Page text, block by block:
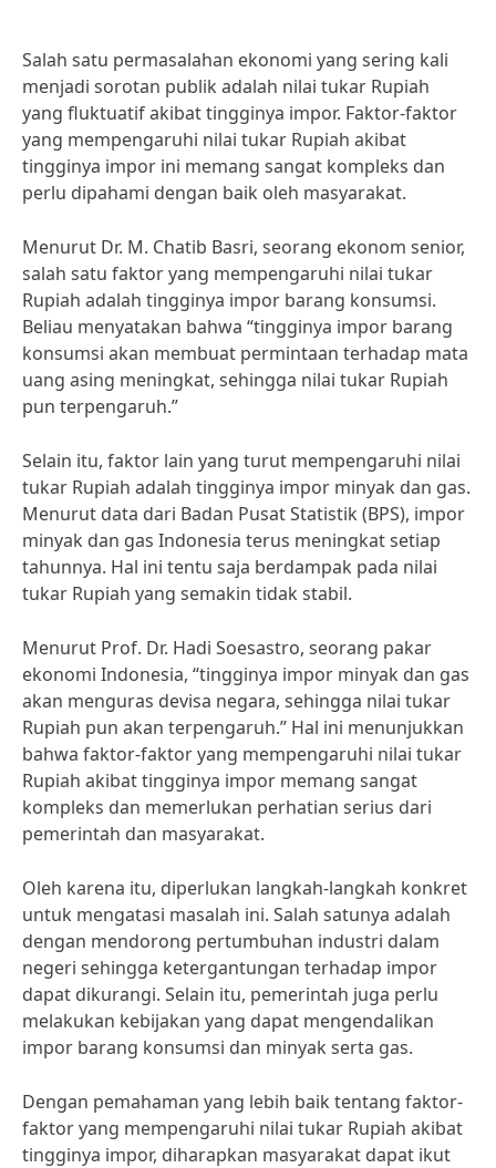
Salah satu permasalahan ekonomi yang sering kali
menjadi sorotan publik adalah nilai tukar Rupiah
yang fluktuatif akibat tingginya impor. Faktor-faktor
yang mempengaruhi nilai tukar Rupiah akibat
tingginya impor ini memang sangat kompleks dan
perlu dipahami dengan baik oleh masyarakat.
Menurut Dr. M. Chatib Basri, seorang ekonom senior,
salah satu faktor yang mempengaruhi nilai tukar
Rupiah adalah tingginya impor barang konsumsi.
Beliau menyatakan bahwa “tingginya impor barang
konsumsi akan membuat permintaan terhadap mata
uang asing meningkat, sehingga nilai tukar Rupiah
pun terpengaruh.”
Selain itu, faktor lain yang turut mempengaruhi nilai
tukar Rupiah adalah tingginya impor minyak dan gas.
Menurut data dari Badan Pusat Statistik (BPS), impor
minyak dan gas Indonesia terus meningkat setiap
tahunnya. Hal ini tentu saja berdampak pada nilai
tukar Rupiah yang semakin tidak stabil.
Menurut Prof. Dr. Hadi Soesastro, seorang pakar
ekonomi Indonesia, “tingginya impor minyak dan gas
akan menguras devisa negara, sehingga nilai tukar
Rupiah pun akan terpengaruh.” Hal ini menunjukkan
bahwa faktor-faktor yang mempengaruhi nilai tukar
Rupiah akibat tingginya impor memang sangat
kompleks dan memerlukan perhatian serius dari
pemerintah dan masyarakat.
Oleh karena itu, diperlukan langkah-langkah konkret
untuk mengatasi masalah ini. Salah satunya adalah
dengan mendorong pertumbuhan industri dalam
negeri sehingga ketergantungan terhadap impor
dapat dikurangi. Selain itu, pemerintah juga perlu
melakukan kebijakan yang dapat mengendalikan
impor barang konsumsi dan minyak serta gas.
Dengan pemahaman yang lebih baik tentang faktor-
faktor yang mempengaruhi nilai tukar Rupiah akibat
tingginya impor, diharapkan masyarakat dapat ikut